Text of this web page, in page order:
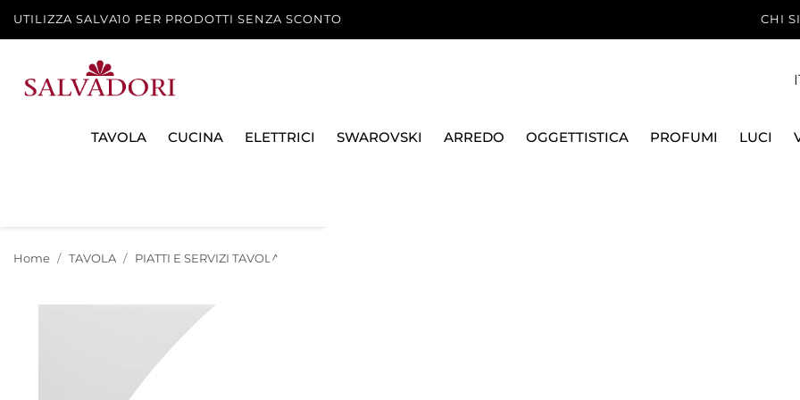
UTILIZZA SALVA10 PER PRODOTTI SENZA SCONTO CHI
TAVOLA CUCINA ELETTRICI SWAROVSKI ARREDO OGGETTISTICA PROFUMI LUCI
Home TAVOLA PIATTI E SERVIZI TAVOLA